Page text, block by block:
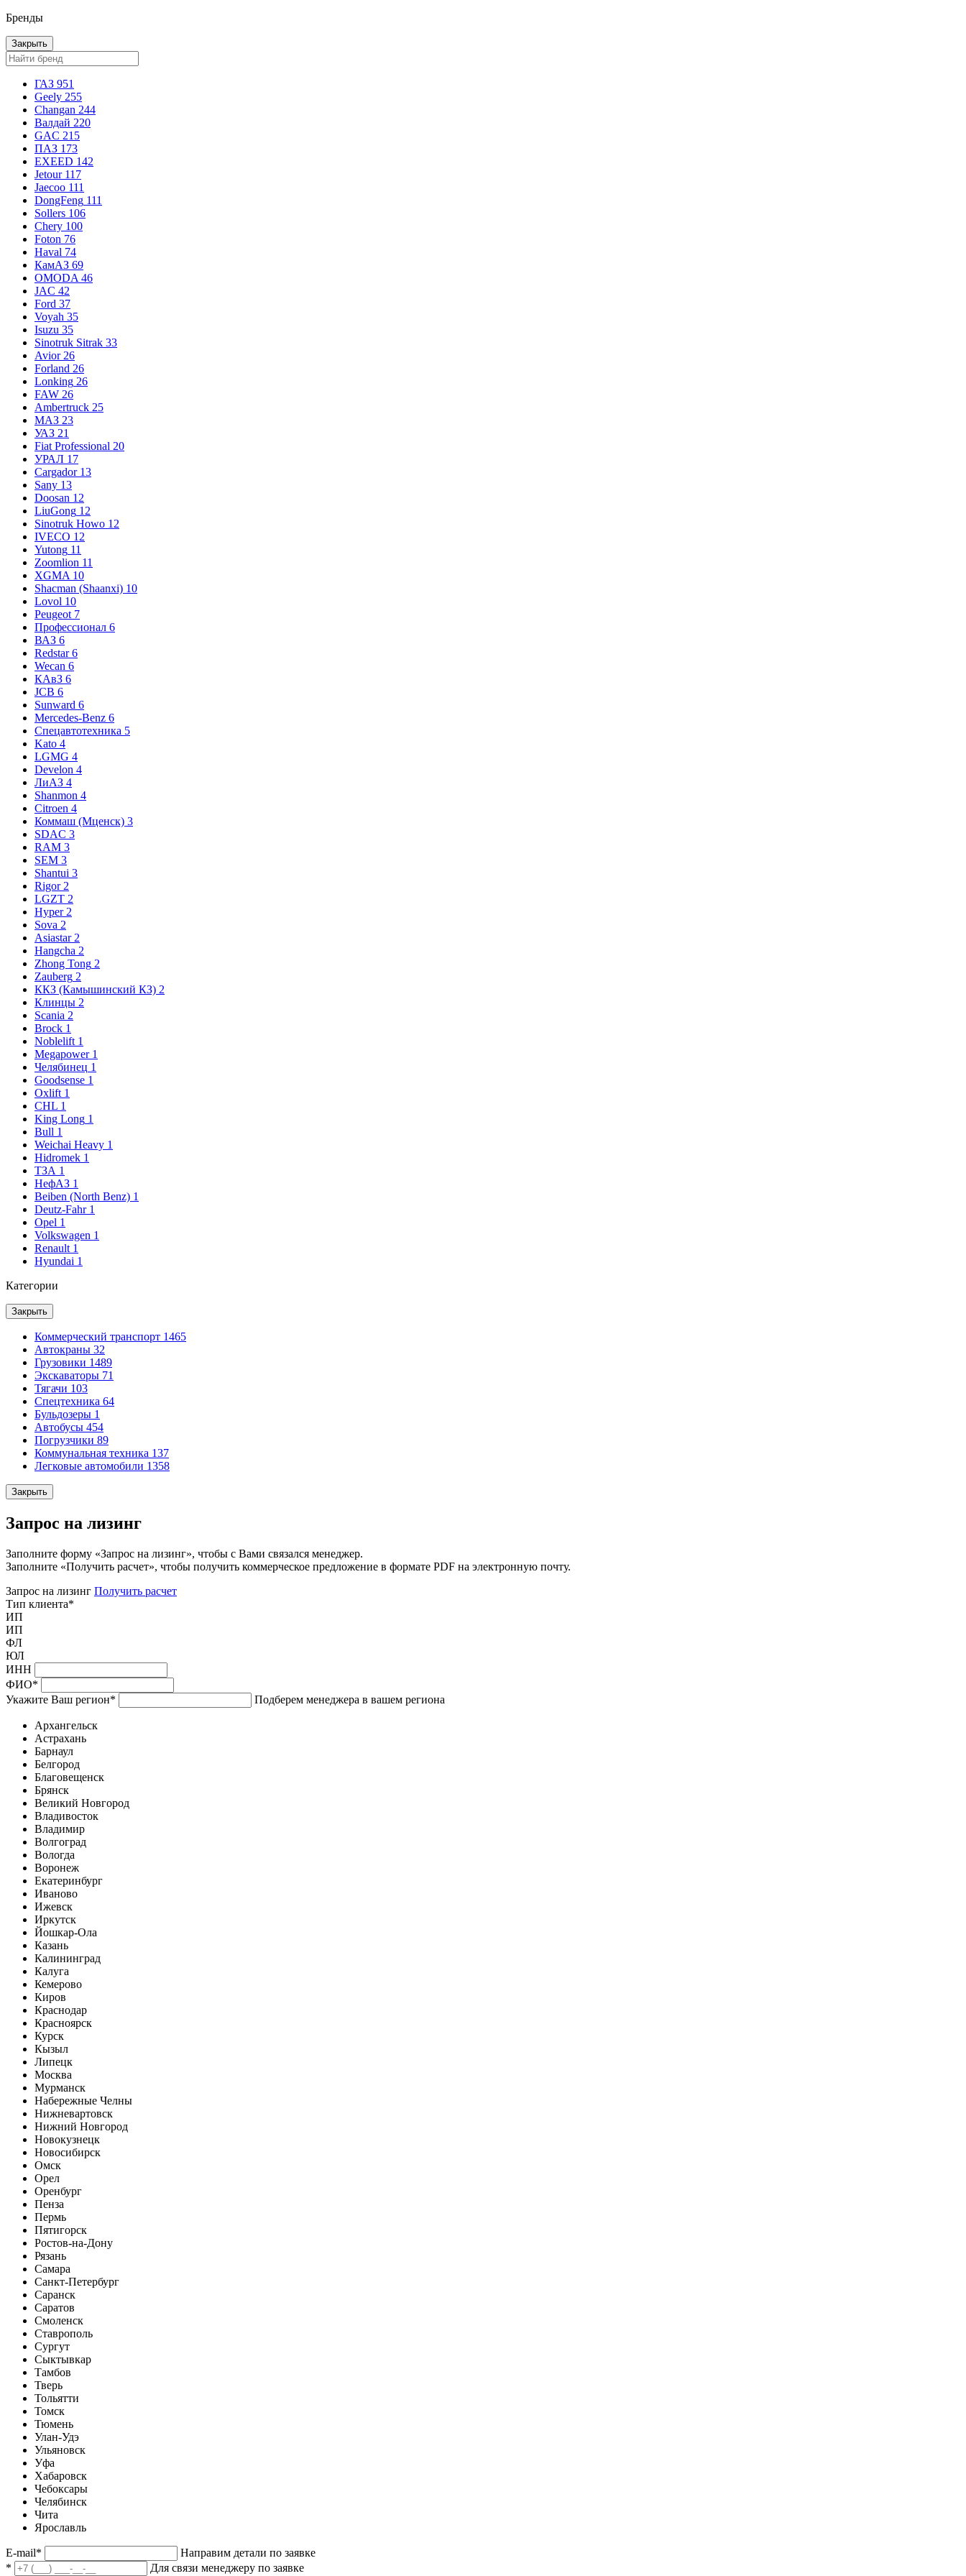
Бренды
Закрыть
ГАЗ 951
Geely 255
Changan 244
Валдай 220
GAC 215
ПАЗ 173
EXEED 142
Jetour 117
Jaecoo 111
DongFeng 111
Sollers 106
Chery 100
Foton 76
Haval 74
КамАЗ 69
OMODA 46
JAC 42
Ford 37
Voyah 35
Isuzu 35
Sinotruk Sitrak 33
Avior 26
Forland 26
Lonking 26
FAW 26
Ambertruck 25
МАЗ 23
УАЗ 21
Fiat Professional 20
УРАЛ 17
Cargador 13
Sany 13
Doosan 12
LiuGong 12
Sinotruk Howo 12
IVECO 12
Yutong 11
Zoomlion 11
XGMA 10
Shacman (Shaanxi) 10
Lovol 10
Peugeot 7
Профессионал 6
ВАЗ 6
Redstar 6
Wecan 6
КАвЗ 6
JCB 6
Sunward 6
Mercedes-Benz 6
Спецавтотехника 5
Kato 4
LGMG 4
Develon 4
ЛиАЗ 4
Shanmon 4
Citroen 4
Коммаш (Мценск) 3
SDAC 3
RAM 3
SEM 3
Shantui 3
Rigor 2
LGZT 2
Hyper 2
Sova 2
Asiastar 2
Hangcha 2
Zhong Tong 2
Zauberg 2
ККЗ (Камышинский КЗ) 2
Клинцы 2
Scania 2
Brock 1
Noblelift 1
Megapower 1
Челябинец 1
Goodsense 1
Oxlift 1
CHL 1
King Long 1
Bull 1
Weichai Heavy 1
Hidromek 1
ТЗА 1
НефАЗ 1
Beiben (North Benz) 1
Deutz-Fahr 1
Opel 1
Volkswagen 1
Renault 1
Hyundai 1
Категории
Закрыть
Коммерческий транспорт 1465
Автокраны 32
Грузовики 1489
Экскаваторы 71
Тягачи 103
Спецтехника 64
Бульдозеры 1
Автобусы 454
Погрузчики 89
Коммунальная техника 137
Легковые автомобили 1358
Закрыть
Запрос на лизинг
Заполните форму «Запрос на лизинг», чтобы с Вами связался менеджер.
Заполните «Получить расчет», чтобы получить коммерческое предложение в формате PDF на электронную почту.
Запрос на лизинг Получить расчет
Тип клиента*
ИП
ИП
ФЛ
ЮЛ
ИНН
ФИО*
Укажите Ваш регион* Подберем менеджера в вашем региона
Архангельск
Астрахань
Барнаул
Белгород
Благовещенск
Брянск
Великий Новгород
Владивосток
Владимир
Волгоград
Вологда
Воронеж
Екатеринбург
Иваново
Ижевск
Иркутск
Йошкар-Ола
Казань
Калининград
Калуга
Кемерово
Киров
Краснодар
Красноярск
Курск
Кызыл
Липецк
Москва
Мурманск
Набережные Челны
Нижневартовск
Нижний Новгород
Новокузнецк
Новосибирск
Омск
Орел
Оренбург
Пенза
Пермь
Пятигорск
Ростов-на-Дону
Рязань
Самара
Санкт-Петербург
Саранск
Саратов
Смоленск
Ставрополь
Сургут
Сыктывкар
Тамбов
Тверь
Тольятти
Томск
Тюмень
Улан-Удэ
Ульяновск
Уфа
Хабаровск
Чебоксары
Челябинск
Чита
Ярославль
E-mail*
Направим детали по заявке
*
Для связи менеджеру по заявке